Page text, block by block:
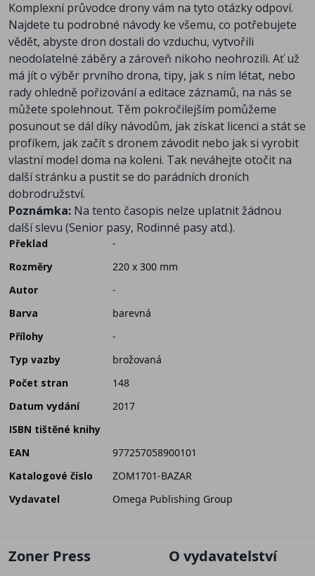
Komplexní průvodce drony vám na tyto otázky odpoví.
Najdete tu podrobné návody ke všemu, co potřebujete
vědět, abyste dron dostali do vzduchu, vytvořili
neodolatelné záběry a zároveň nikoho neohrozili. Ať už
má jít o výběr prvního drona, tipy, jak s ním létat, nebo
rady ohledně pořizování a editace záznamů, na nás se
můžete spolehnout. Těm pokročilejším pomůžeme
posunout se dál díky návodům, jak získat licenci a stát se
profíkem, jak začít s dronem závodit nebo jak si vyrobit
vlastní model doma na koleni. Tak neváhejte otočit na
další stránku a pustit se do parádních droních
dobrodružství.
Poznámka: Na tento časopis nelze uplatnit žádnou
další slevu (Senior pasy, Rodinné pasy atd.).
Překlad
-
Rozměry
220 x 300 mm
Autor
-
Barva
barevná
Přílohy
-
Typ vazby
brožovaná
Počet stran
148
Datum vydání
2017
ISBN tištěné knihy
EAN
977257058900101
Katalogové číslo
ZOM1701-BAZAR
Vydavatel
Omega Publishing Group
Zoner Press O vydavatelství